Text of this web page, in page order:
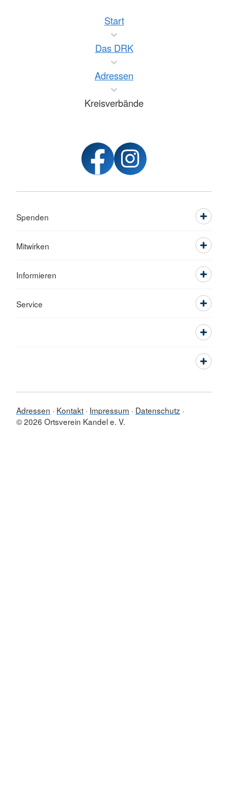
Start
Das DRK
Adressen
Kreisverbände
Spenden
Mitwirken
Informieren
Service
Adressen Kontakt Impressum
Datenschutz
© 2026 Ortsverein Kandel e. V.